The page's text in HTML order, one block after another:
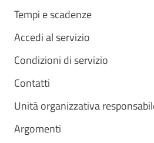
Tempi e scadenze
Accedi al servizio
Condizioni di servizio
Contatti
Unità organizzativa
Argomenti